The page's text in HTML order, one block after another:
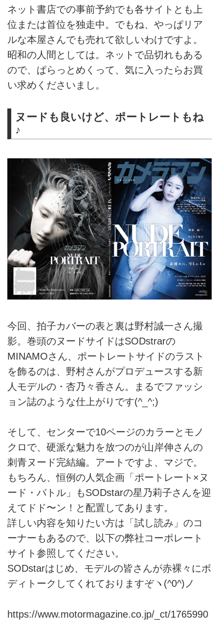
ネット書店での事前予約でも各サイトとも上
位または首位を独走中。でもね、やっぱリア
ルな本屋さんでも売れて欲しいわけですよ。
昭和の人間としては。ネットで品切れもある
ので、ぱらっとめくって、気に入ったらお買
い求めくださいまし。
ヌードも良いけど、ポートレートもね
♪
今回、拍子カバーの表と裏は野村誠一さん撮
影。巻頭のヌードサイドはSODstrarの
MINAMOさん、ポートレートサイドのラスト
を飾るのは、野村さんがプロデュースする新
人モデルの・杏乃々香さん。まるでファッシ
ョン誌のような仕上がりです(^_^;)
そして、センターで10ページのカラーとモノ
クロで、硬派な魅力を放つのが山岸伸さんの
刺青ヌード完結編。アートですよ、マジで。
もちろん、恒例の人気企画「ポートレート×ヌ
ード・バトル」もSODstarの星乃莉子さんを迎
えてドド〜ン！と配置してあります。
詳しい内容を知りたい方は「試し読み」のコ
ーナーもあるので、以下の弊社コーポレート
サイト参照してください。
SODstarはじめ、モデルの皆さんが赤裸々にボ
ディトークしてくれておりますぞヽ(^0^)ノ
https://www.motormagazine.co.jp/_ct/1765990